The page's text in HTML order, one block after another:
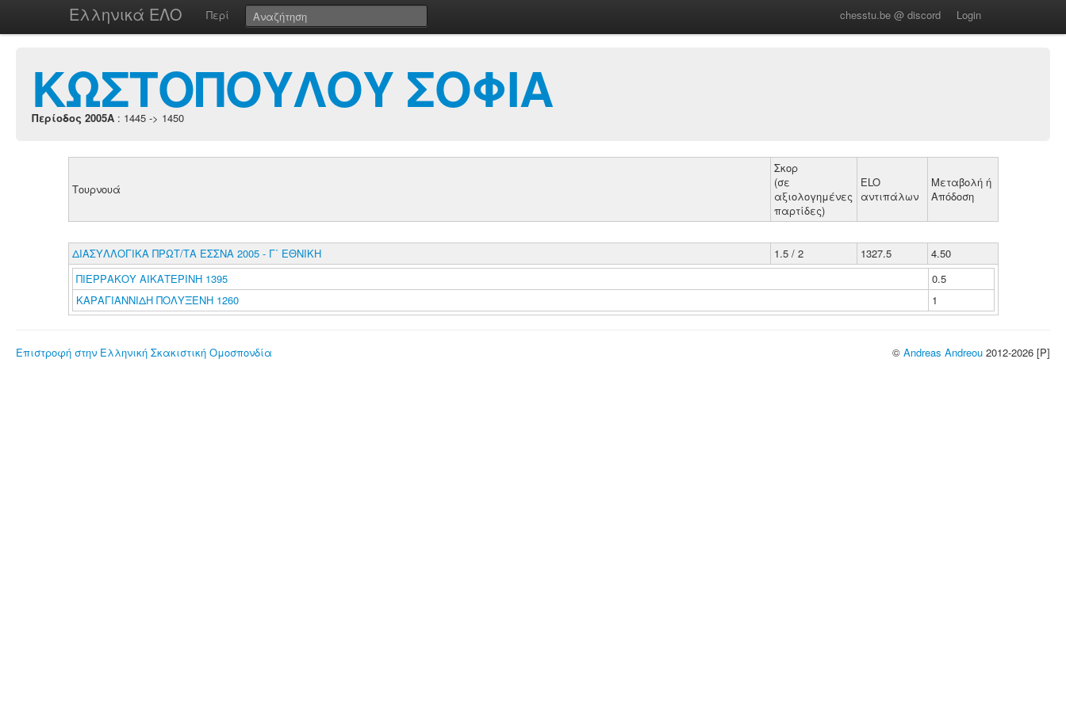
Ελληνικά ΕΛΟ Περί chesstu.be @ discord Login
ΚΩΣΤΟΠΟΥΛΟΥ ΣΟΦΙΑ
Περίοδος 2005A : 1445 -> 1450
Τουρνουά
Σκορ
(σε
αξιολογημένες
παρτίδες)
ELO
αντιπάλων
Μεταβολή ή
Απόδοση
ΔΙΑΣΥΛΛΟΓΙΚΑ ΠΡΩΤ/ΤΑ ΕΣΣΝΑ 2005 - Γ΄ ΕΘΝΙΚΗ 1.5 / 2 1327.5
4.50
ΠΙΕΡΡΑΚΟΥ ΑΙΚΑΤΕΡΙΝΗ 1395
0.5
ΚΑΡΑΓΙΑΝΝΙΔΗ ΠΟΛΥΞΕΝΗ 1260
1
Επιστροφή στην Ελληνική Σκακιστική Ομοσπονδία © Andreas Andreou 2012-2026 [P]